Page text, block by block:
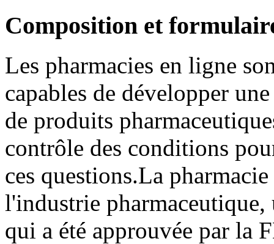
Composition et
Les pharmacies en ligne
capables de développer
de produits
contrôle des conditions
ces questions.La
l'industrie pharmaceutique,
qui a été approuvée par la